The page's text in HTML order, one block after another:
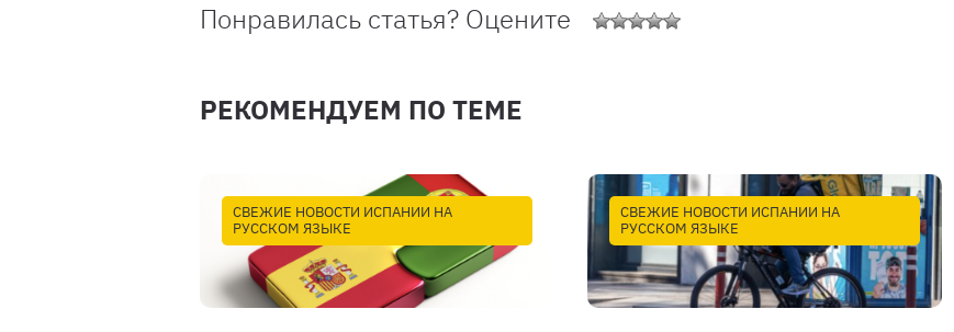
Понравилась статья? Оцените
РЕКОМЕНДУЕМ ПО ТЕМЕ
СВЕЖИЕ НОВОСТИ ИСПАНИИ НА
РУССКОМ ЯЗЫКЕ
СВЕЖИЕ НОВОСТИ ИСПАНИИ НА
РУССКОМ ЯЗЫКЕ